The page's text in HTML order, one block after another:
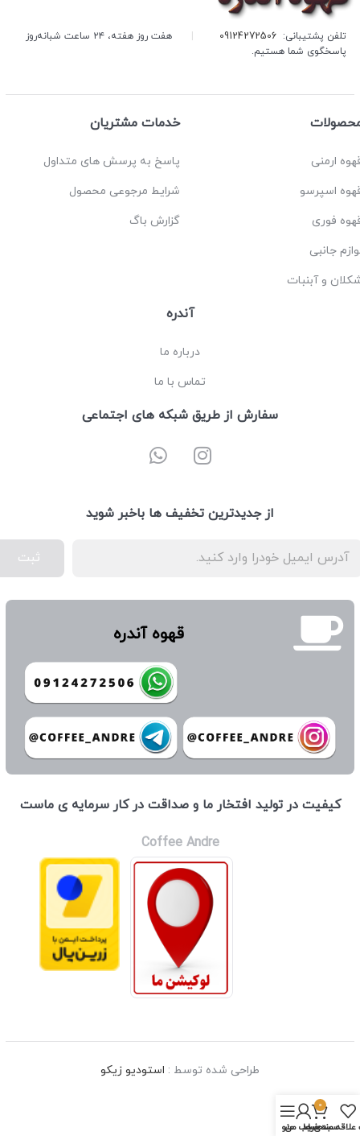
تلفن پشتیبانی: 09124272506
|
هفت روز هفته، ۲۴ ساعت شبانه‌روز
پاسخگوی شما هستیم.
ارمنی
اسپرسو
فوری
جانبی
و آبنبات
خدمات مشتریان
پاسخ به پرسش های متداول
شرایط مرجوعی محصول
گزارش باگ
آندره
درباره ما
تماس با ما
سفارش از طریق شبکه های اجتماعی
از جدیدترین تخفیف ها باخبر شوید
ثبت
قهوه آندره
كيفيت در توليد افتخار ما و صداقت در كار سرمايه ی ماست
Coffee Andre
طراحی شده توسط : استودیو زیکو
مندی ها
0
سبد خرید
حساب من
منو